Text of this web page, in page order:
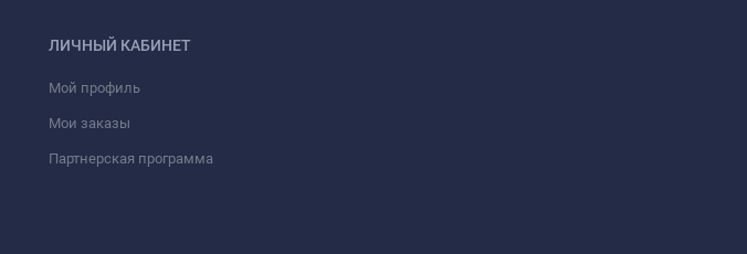
ЛИЧНЫЙ КАБИНЕТ
Мой профиль
Мои заказы
Партнерская программа